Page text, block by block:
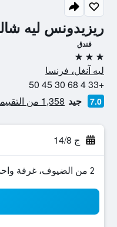
ريزيدونس ليه
فندق
3 نجوم
ليه آنغل، فرنسا
+33 4 68 30 45 50
7.0 جيد 1,358 من التقييمات تم التحقق منها
ج 14/8
2 من الضيوف، غرفة واحدة